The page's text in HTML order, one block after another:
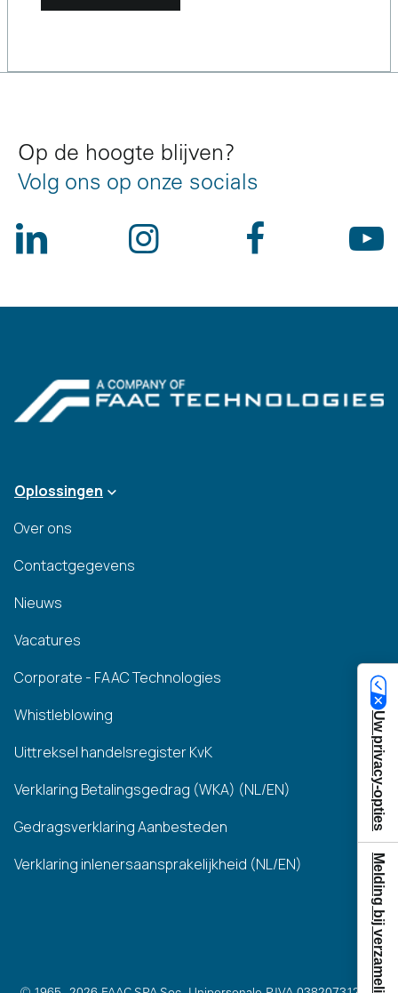
Op de hoogte blijven?
Volg ons op onze socials
Oplossingen
Over ons
Contactgegevens
Nieuws
Vacatures
Corporate - FAAC Technologies
Whistleblowing
Uittreksel handelsregister KvK
Verklaring Betalingsgedrag (WKA) (NL/EN)
Gedragsverklaring Aanbesteden
Verklaring inlenersaansprakelijkheid (NL/EN)
Uw privacy-opties
Melding bij verzameling